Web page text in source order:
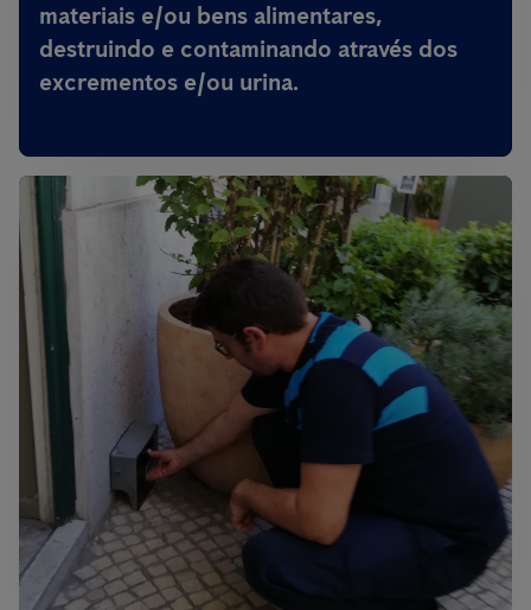
materiais e/ou bens alimentares,
destruindo e contaminando através dos
excrementos e/ou urina.